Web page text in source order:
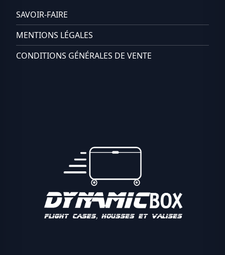
SAVOIR-FAIRE
MENTIONS LÉGALES
CONDITIONS GÉNÉRALES DE VENTE